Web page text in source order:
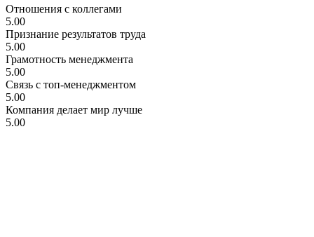
Отношения с коллегами
5.00
Признание результатов труда
5.00
Грамотность менеджмента
5.00
Связь с топ-менеджментом
5.00
Компания делает мир лучше
5.00